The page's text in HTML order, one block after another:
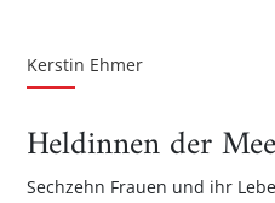
Bildgalerie
Kerstin Ehmer
Heldinnen der
Sechzehn Frauen und ihr